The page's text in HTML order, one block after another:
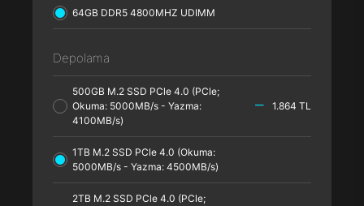
64GB DDR5 4800MHZ UDIMM
Depolama
500GB M.2 SSD PCle 4.0 (PCle;
Okuma: 5000MB/s - Yazma:
4100MB/s)
1.864 TL
1TB M.2 SSD PCle 4.0 (Okuma:
5000MB/s - Yazma: 4500MB/s)
2TB M.2 SSD PCle 4.0 (PCle;